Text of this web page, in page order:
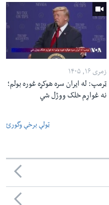
زمری ۱۶, ۱۴۰۵
ټرمپ: له ایران سره هوکړه غوره بولم؛
نه غواړم خلک ووژل شي
ټولې برخې وگورئ